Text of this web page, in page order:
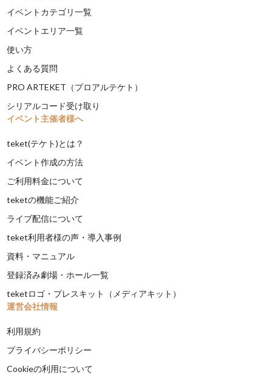
イベントカテゴリ一覧
イベントエリア一覧
使い方
よくある質問
PRO ARTEKET（プロアルテケト）
シリアルコード受け取り
イベント主催者様へ
teket(テケト)とは？
イベント作成の方法
ご利用料金について
teketの機能ご紹介
ライブ配信について
teket利用者様の声・導入事例
資料・マニュアル
登録済み劇場・ホール一覧
teketロゴ・プレスキット（メディアキット）
運営会社情報
利用規約
プライバシーポリシー
Cookieの利用について